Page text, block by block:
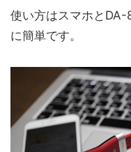
使い方はスマホとDA-
に簡単です。